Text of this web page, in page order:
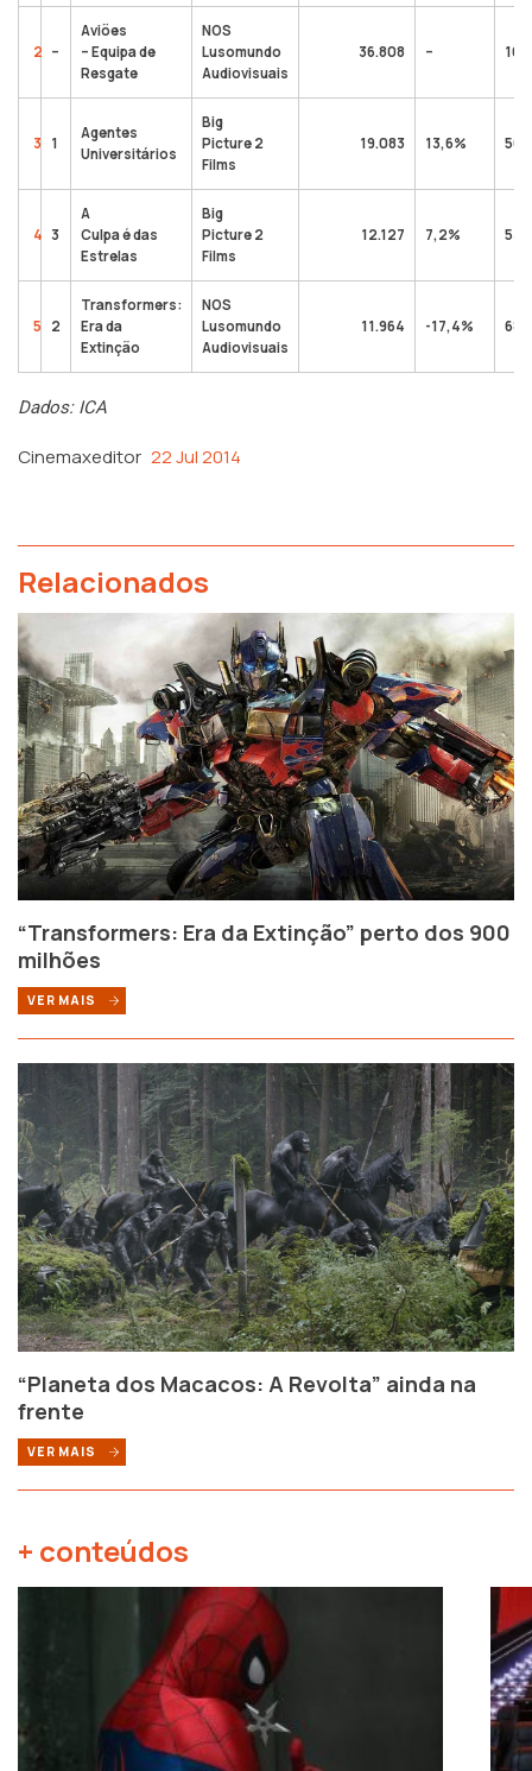
2 –
Aviões
– Equipa de
Resgate
NOS
Lusomundo
Audiovisuais
36.808 – 100
3 1
Agentes
Universitários
Big
Picture 2
Films
19.083 13,6% 50
4 3
A
Culpa é das
Estrelas
Big
Picture 2
Films
12.127 7,2% 53
5 2
Transformers:
Era da
Extinção
NOS
Lusomundo
Audiovisuais
11.964 -17,4% 68
Dados: ICA
Cinemaxeditor 22 Jul 2014
Relacionados
“Transformers: Era da Extinção” perto dos 900
milhões
VER MAIS
“Planeta dos Macacos: A Revolta” ainda na
frente
VER MAIS
+ conteúdos